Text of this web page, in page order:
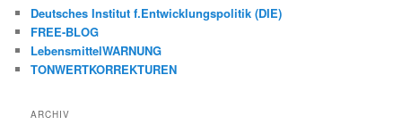
Deutsches Institut f.Entwicklungspolitik (DIE)
FREE-BLOG
LebensmittelWARNUNG
TONWERTKORREKTUREN
ARCHIV